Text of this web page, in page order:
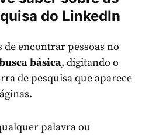
do LinkedIn
encontrar pessoas no
básica, digitando o
de pesquisa que aparece
palavra ou